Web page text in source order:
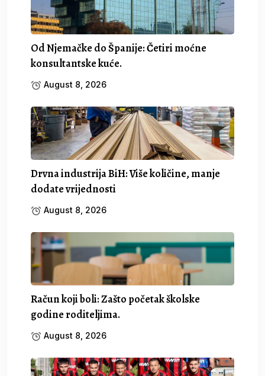
Od Njemačke do Španije: Četiri moćne
konsultantske kuće.
August 8, 2026
Drvna industrija BiH: Više količine, manje
dodate vrijednosti
August 8, 2026
Račun koji boli: Zašto početak školske
godine roditeljima.
August 8, 2026